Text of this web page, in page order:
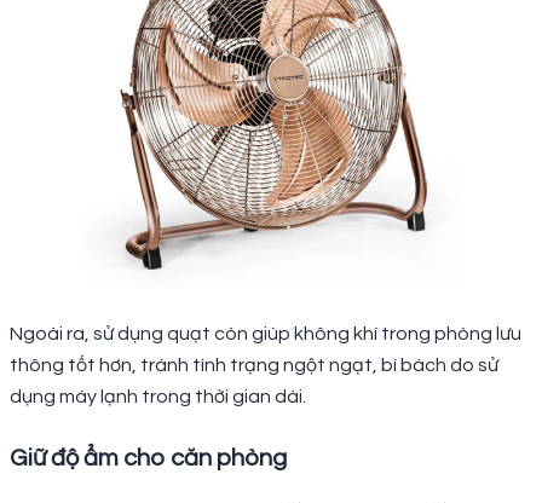
Ngoài ra, sử dụng quạt còn giúp không khí trong phòng lưu
thông tốt hơn, tránh tình trạng ngột ngạt, bí bách do sử
dụng máy lạnh trong thời gian dài.
Giữ độ ẩm cho căn phòng